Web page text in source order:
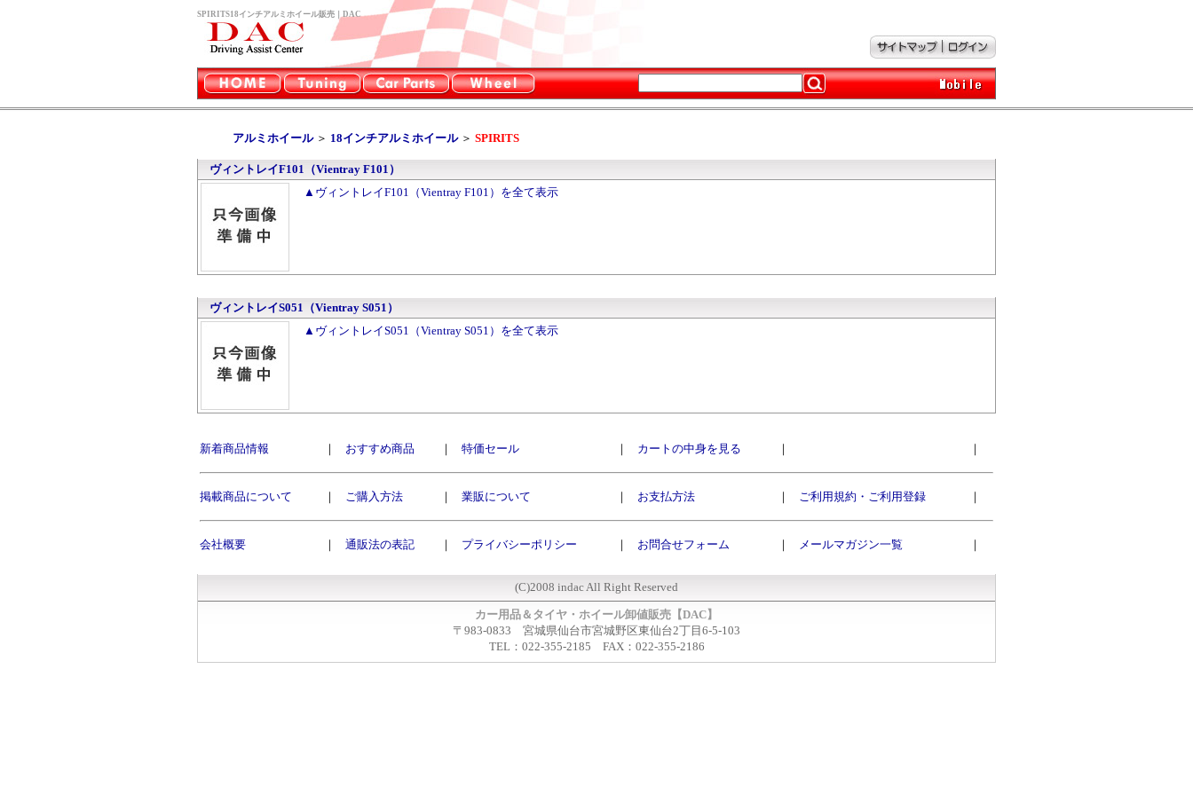
SPIRITS18インチアルミホイール販売｜DAC
アルミホイール＞ 18インチアルミホイール＞ SPIRITS
ヴィントレイF101（Vientray F101）
▲ヴィントレイF101（Vientray F101）を全て表示
ヴィントレイS051（Vientray S051）
▲ヴィントレイS051（Vientray S051）を全て表示
新着商品情報 ｜ おすすめ商品 ｜ 特価セール ｜ カートの中身を見る ｜ ｜
掲載商品について ｜ ご購入方法 ｜ 業販について ｜ お支払方法 ｜ ご利用規約・ご利用登録 ｜
会社概要 ｜ 通販法の表記 ｜ プライバシーポリシー ｜ お問合せフォーム ｜ メールマガジン一覧 ｜
(C)2008 indac All Right Reserved
カー用品＆タイヤ・ホイール卸値販売【DAC】
〒983-0833 宮城県仙台市宮城野区東仙台2丁目6-5-103
TEL：022-355-2185 FAX：022-355-2186